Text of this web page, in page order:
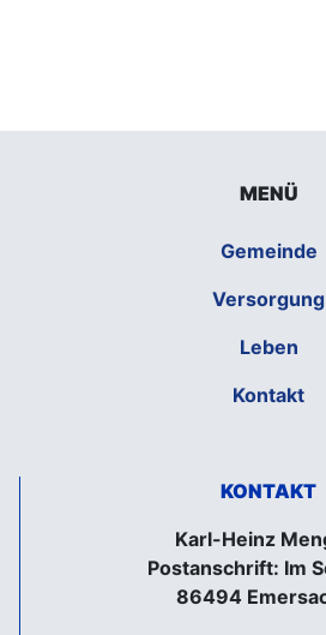
MENÜ
Gemeinde
Versorgung
Leben
Kontakt
KONTAKT
Karl-Heinz
Postanschrift: Im
86494